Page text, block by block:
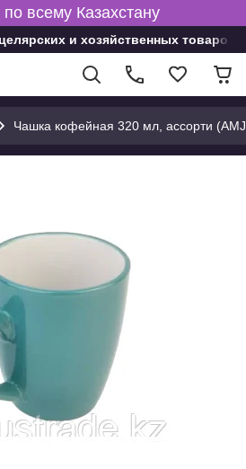
всему Казахстану
и хозяйственных товаров
Чашка кофейная 320 мл, ассорти